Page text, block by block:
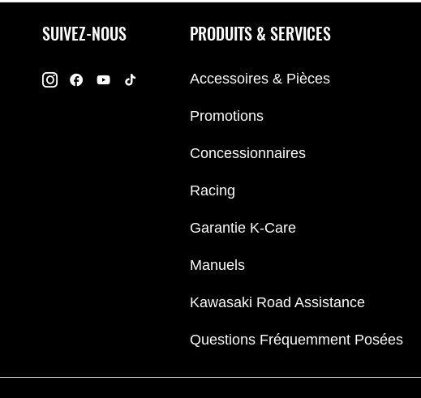
SUIVEZ-NOUS PRODUITS & SERVICES
Accessoires & Pièces
Promotions
Concessionnaires
Racing
Garantie K-Care
Manuels
Kawasaki Road Assistance
Questions Fréquemment Posées